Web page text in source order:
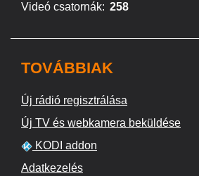
Videó csatornák: 258
TOVÁBBIAK
Új rádió regisztrálása
Új TV és webkamera beküldése
KODI addon
Adatkezelés